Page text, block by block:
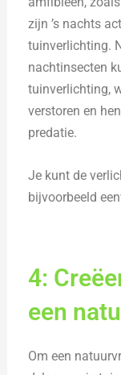
zijn ’s nachts
tuinverlichting.
nachtinsecten
tuinverlichting,
verstoren en
predatie.
Je kunt de
bijvoorbeeld
4:
een
Om een